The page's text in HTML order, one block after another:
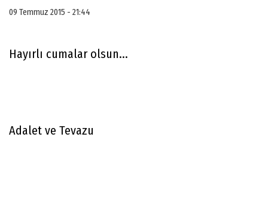
09 Temmuz 2015 - 21:44
Hayırlı cumalar olsun...
Adalet ve Tevazu